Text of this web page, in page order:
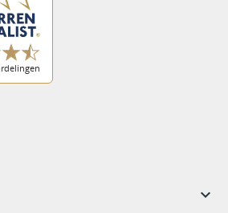
keyboard_arrow_down